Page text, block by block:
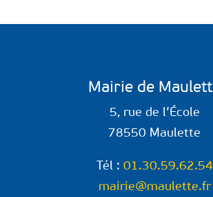
Mairie de
5, rue de l’École
78550 Maulette
Tél : 01.30.59.62.54
mairie@maulette.fr